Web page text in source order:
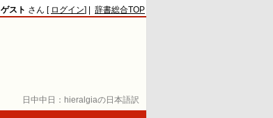
日中中日： hieralgiaの日本語訳
ゲスト さん [ ログイン] | 辞書総合TOP